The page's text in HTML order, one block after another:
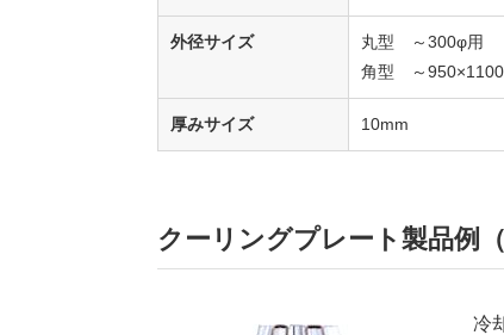
外径サイズ
丸型 ～300φ用
角型 ～
厚みサイズ 10mm
クーリングプレート製品例
冷